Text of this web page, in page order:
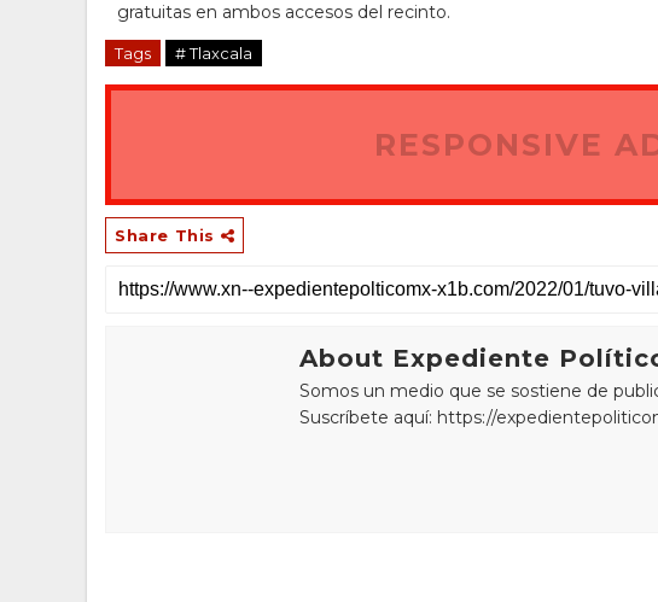
gratuitas en ambos accesos del recinto.
Tags # Tlaxcala
RESPONSIVE
Share This
About Expediente
Somos un medio que se sostiene de
Suscríbete aquí: https://